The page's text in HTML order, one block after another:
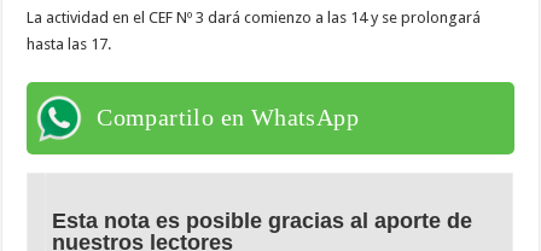
La actividad en el CEF Nº 3 dará comienzo a las 14 y se prolongará
hasta las 17.
Compartilo en WhatsApp
Esta nota es posible gracias al aporte de
nuestros lectores